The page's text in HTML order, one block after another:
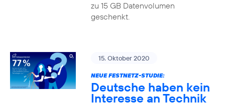
zu 15 GB Datenvolumen
geschenkt.
15. Oktober 2020
NEUE FESTNETZ-STUDIE:
Deutsche haben kein
Interesse an Technik